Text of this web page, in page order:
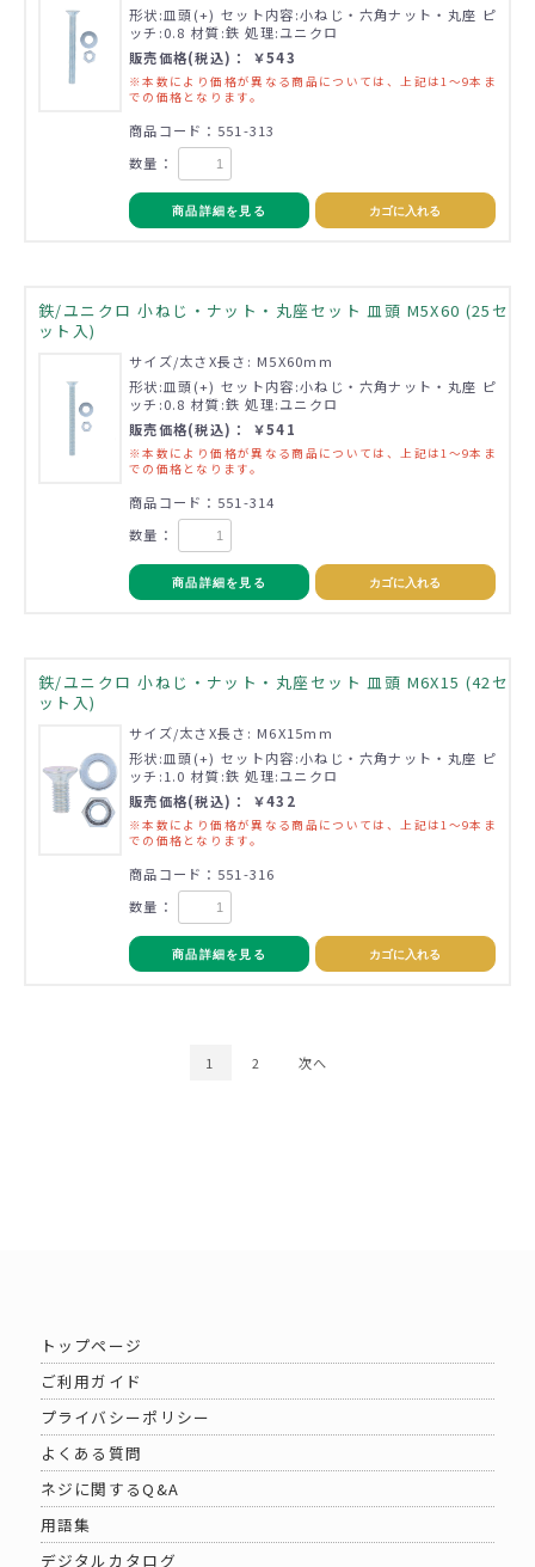
形状:皿頭(+) セット内容:小ねじ・六角ナット・丸座 ピ
ッチ:0.8 材質:鉄 処理:ユニクロ
販売価格(税込)： ￥543
※本数により価格が異なる商品については、上記は1～9本ま
での価格となります。
商品コード：551-313
数量：
商品詳細を見る カゴに入れる
鉄/ユニクロ 小ねじ・ナット・丸座セット 皿頭 M5X60 (25セ
ット入)
サイズ/太さX長さ: M5X60mm
形状:皿頭(+) セット内容:小ねじ・六角ナット・丸座 ピ
ッチ:0.8 材質:鉄 処理:ユニクロ
販売価格(税込)： ￥541
※本数により価格が異なる商品については、上記は1～9本ま
での価格となります。
商品コード：551-314
数量：
商品詳細を見る カゴに入れる
鉄/ユニクロ 小ねじ・ナット・丸座セット 皿頭 M6X15 (42セ
ット入)
サイズ/太さX長さ: M6X15mm
形状:皿頭(+) セット内容:小ねじ・六角ナット・丸座 ピ
ッチ:1.0 材質:鉄 処理:ユニクロ
販売価格(税込)： ￥432
※本数により価格が異なる商品については、上記は1～9本ま
での価格となります。
商品コード：551-316
数量：
商品詳細を見る カゴに入れる
1 2 次へ
トップページ
ご利用ガイド
プライバシーポリシー
よくある質問
ネジに関するQ&A
用語集
デジタルカタログ